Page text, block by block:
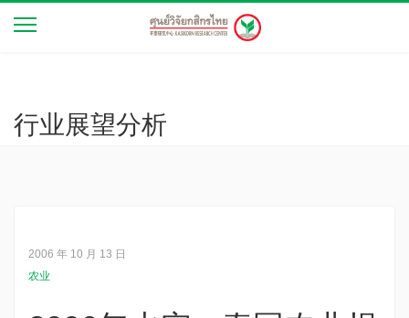
行业展望分析
2006 年 10 月 13 日
农业